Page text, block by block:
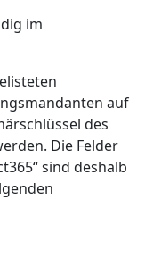
im
auf
des
Die Felder
sind deshalb